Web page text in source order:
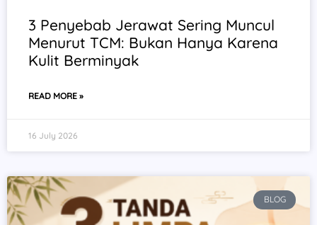
3 Penyebab Jerawat Sering Muncul
Menurut TCM: Bukan Hanya Karena
Kulit Berminyak
READ MORE »
16 July 2026
BLOG